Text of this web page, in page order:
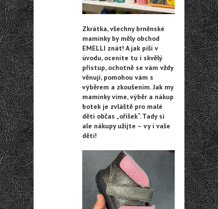
Zkrátka, všechny brněnské
maminky by měly obchod
EMELLI znát! A jak píši v
úvodu, oceníte tu i skvělý
přístup, ochotně se vám vždy
věnují, pomohou vám s
výběrem a zkoušením. Jak my
maminky víme, výběr a nákup
botek je zvláště pro malé
děti občas „oříšek“. Tady si
ale nákupy užijte – vy i vaše
děti!